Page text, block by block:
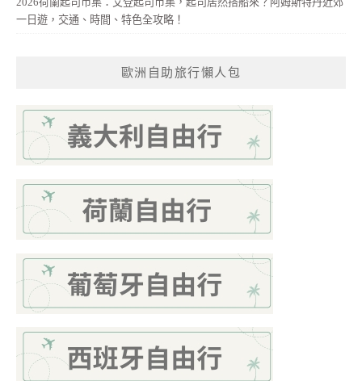
一日遊，交通、時間、特色全攻略！
歐洲自助旅行懶人包